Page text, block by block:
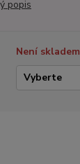
popis
Není skladem